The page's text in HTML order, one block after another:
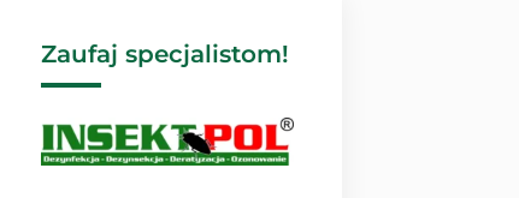
Zaufaj specjalistom!